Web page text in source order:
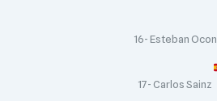
16- Esteban Ocon
17- Carlos Sainz